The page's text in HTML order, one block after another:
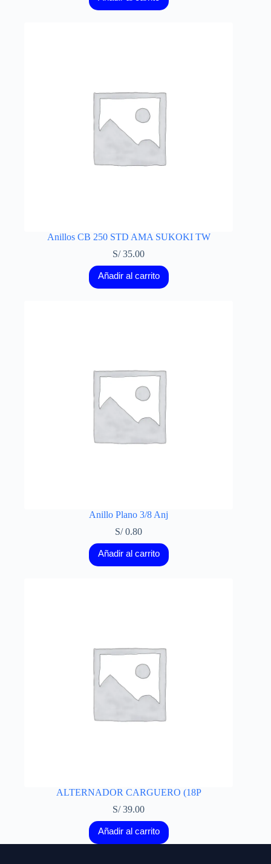
Anillos CB 250 STD AMA SUKOKI TW
S/35.00
Añadir al carrito
Anillo Plano 3/8 Anj
S/0.80
Añadir al carrito
ALTERNADOR CARGUERO (18P
S/39.00
Añadir al carrito